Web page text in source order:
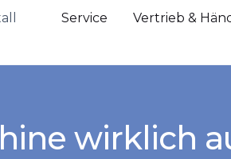
Service Vertrieb &
wirklich